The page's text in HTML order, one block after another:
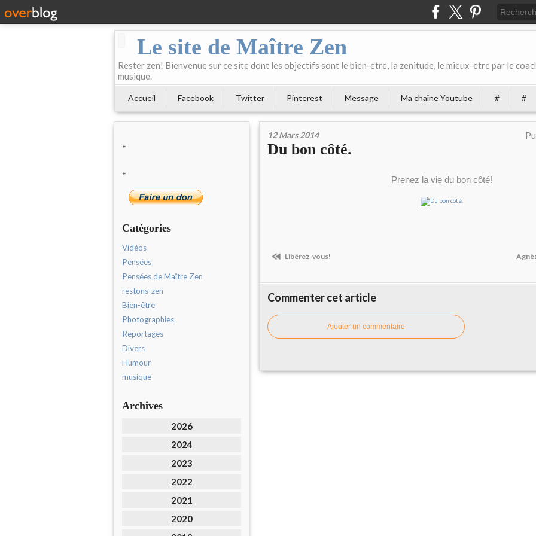
Le site de Maître Zen
Rester zen! Bienvenue sur ce site dont les objectifs sont le bien-etre, la zenitude, le mieux-etre par le
musique.
Accueil Facebook Twitter Pinterest Message Ma chaîne Youtube # #
*
*
Catégories
Vidéos
Pensées
Pensées de Maître Zen
restons-zen
Bien-être
Photographies
Reportages
Divers
Humour
musique
Archives
2026
2024
2023
2022
2021
2020
12 Mars 2014
Du bon côté.
Prenez la vie du bon côté!
Libérez-vous!
Commenter cet article
Ajouter un commentaire